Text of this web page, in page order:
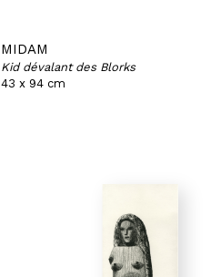
MIDAM
Kid dévalant des Blorks
43 x 94 cm